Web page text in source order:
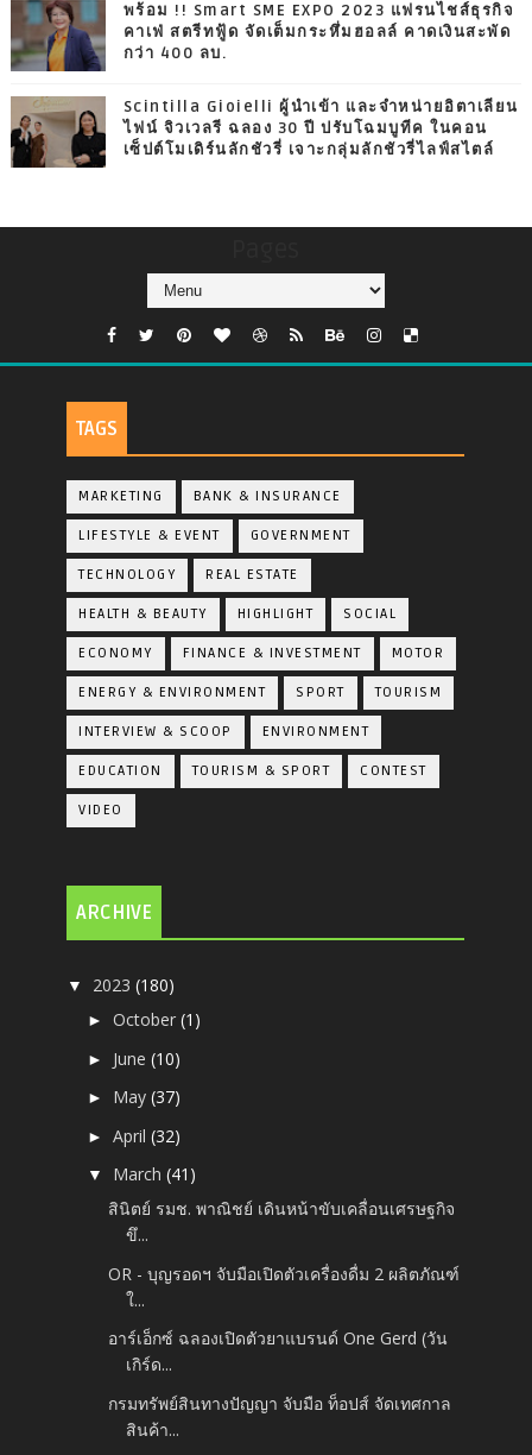
พร้อม !! Smart SME EXPO 2023 แฟรนไชส์ธุรกิจ
คาเฟ่ สตรีทฟู้ด จัดเต็มกระหึ่มฮอลล์ คาดเงินสะพัด
กว่า 400 ลบ.
Scintilla Gioielli ผู้นำเข้า และจำหน่ายอิตาเลียน
ไฟน์ จิวเวลรี ฉลอง 30 ปี ปรับโฉมบูทีค ในคอน
เซ็ปต์โมเดิร์นลักชัวรี่ เจาะกลุ่มลักชัวรี่ไลฟ์สไตล์
TAGS
MARKETING BANK & INSURANCE
LIFESTYLE & EVENT GOVERNMENT
TECHNOLOGY REAL ESTATE
HEALTH & BEAUTY HIGHLIGHT SOCIAL
ECONOMY FINANCE & INVESTMENT MOTOR
ENERGY & ENVIRONMENT SPORT TOURISM
INTERVIEW & SCOOP ENVIRONMENT
EDUCATION TOURISM & SPORT CONTEST
VIDEO
ARCHIVE
▼ 2023(180)
►October(1)
► June(10)
► May(37)
►April(32)
▼ March(41)
สินิตย์ รมช. พาณิชย์ เดินหน้าขับเคลื่อนเศรษฐกิจ
ขึ...
OR - บุญรอดฯ จับมือเปิดตัวเครื่องดื่ม 2 ผลิตภัณฑ์
ใ...
อาร์เอ็กซ์ ฉลองเปิดตัวยาแบรนด์ One Gerd (วัน
เกิร์ด...
กรมทรัพย์สินทางปัญญา จับมือ ท็อปส์ จัดเทศกาล
สินค้า...